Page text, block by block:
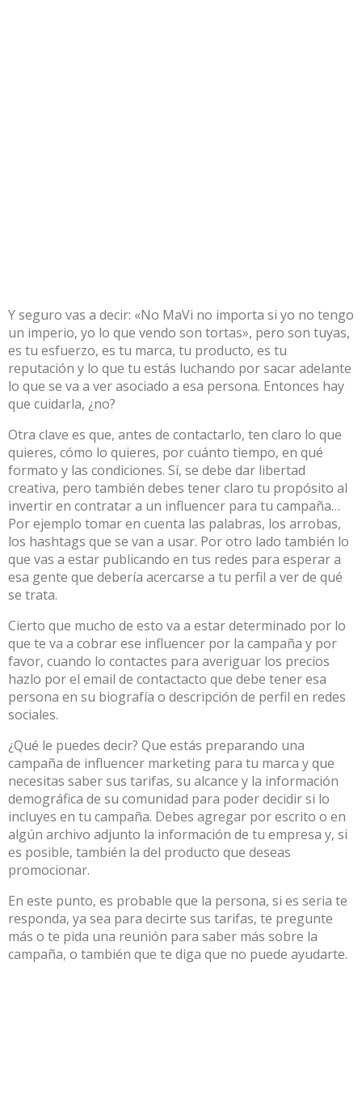
Y seguro vas a decir: «No MaVi no importa si yo no tengo
un imperio, yo lo que vendo son tortas», pero son tuyas,
es tu esfuerzo, es tu marca, tu producto, es tu
reputación y lo que tu estás luchando por sacar adelante
lo que se va a ver asociado a esa persona. Entonces hay
que cuidarla, ¿no?
Otra clave es que, antes de contactarlo, ten claro lo que
quieres, cómo lo quieres, por cuánto tiempo, en qué
formato y las condiciones. Sí, se debe dar libertad
creativa, pero también debes tener claro tu propósito al
invertir en contratar a un influencer para tu campaña…
Por ejemplo tomar en cuenta las palabras, los arrobas,
los hashtags que se van a usar. Por otro lado también lo
que vas a estar publicando en tus redes para esperar a
esa gente que debería acercarse a tu perfil a ver de qué
se trata.
Cierto que mucho de esto va a estar determinado por lo
que te va a cobrar ese influencer por la campaña y por
favor, cuando lo contactes para averiguar los precios
hazlo por el email de contactacto que debe tener esa
persona en su biografía o descripción de perfil en redes
sociales.
¿Qué le puedes decir? Que estás preparando una
campaña de influencer marketing para tu marca y que
necesitas saber sus tarifas, su alcance y la información
demográfica de su comunidad para poder decidir si lo
incluyes en tu campaña. Debes agregar por escrito o en
algún archivo adjunto la información de tu empresa y, si
es posible, también la del producto que deseas
promocionar.
En este punto, es probable que la persona, si es seria te
responda, ya sea para decirte sus tarifas, te pregunte
más o te pida una reunión para saber más sobre la
campaña, o también que te diga que no puede ayudarte.